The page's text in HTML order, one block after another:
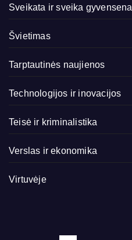
Sveikata ir sveika gyvensena
Švietimas
Tarptautinės naujienos
Technologijos ir inovacijos
Teisė ir kriminalistika
Verslas ir ekonomika
Virtuvėje